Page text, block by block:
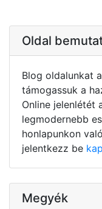
Oldal
Blog oldalunkat
támogassuk a
Online jelenlétét
legmodernebb
honlapunkon
jelentkezz be
Megyék